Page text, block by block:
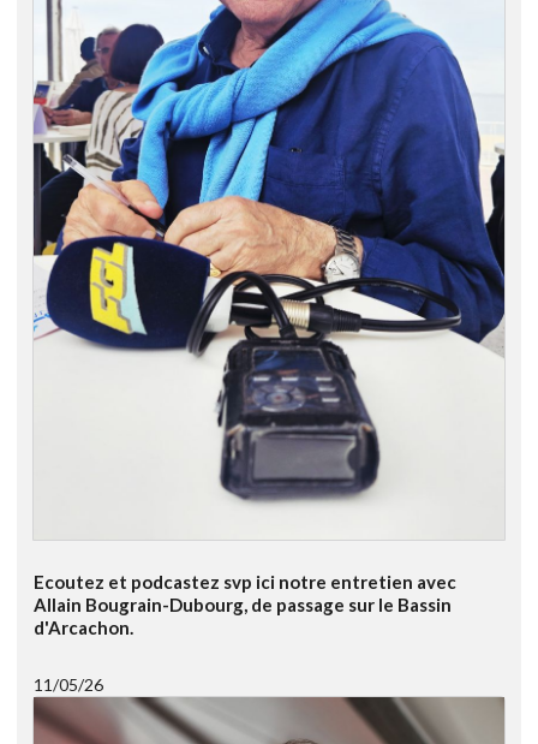
Ecoutez et podcastez svp ici notre entretien avec
Allain Bougrain-Dubourg, de passage sur le Bassin
d'Arcachon.
11/05/26